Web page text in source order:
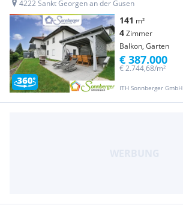
4222 Sankt Georgen an der Gusen
141 m²
4Zimmer
Balkon, Garten
ITH Sonnberger GmbH
€ 2.744,68/m²
€ 387.000